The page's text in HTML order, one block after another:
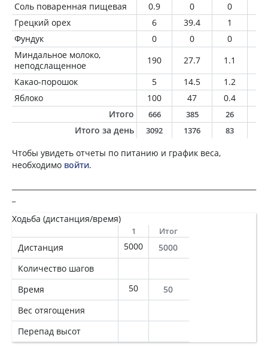
Соль поваренная пищевая
0.9 0 0
Грецкий орех
6 39.4 1
Фундук
0 0 0
Миндальное молоко,
неподслащенное
190 27.7 1.1
Какао-порошок
5 14.5 1.2
Яблоко
100 47 0.4
Итого
666 385 26
Итого за день 3092 1376 83
Чтобы увидеть отчеты по питанию и график веса,
необходимо войти.
Ходьба (дистанция/время)
1 Итог
Дистанция 5000
5000
Количество шагов
Время
50
50
Вес отягощения
Перепад высот